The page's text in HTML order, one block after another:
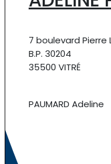
7 boulevard Pierre
B.P. 30204
35500 VITRÉ
PAUMARD Adeline